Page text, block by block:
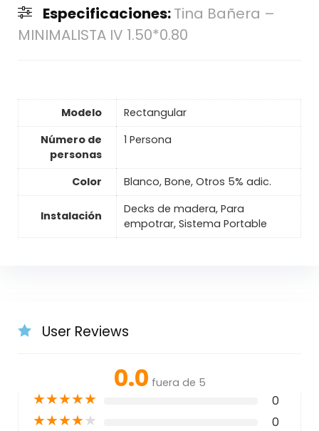
Especificaciones:Tina Bañera –
MINIMALISTA IV 1.50*0.80
Modelo
Rectangular
Número de
personas
1 Persona
Color Blanco, Bone, Otros 5% adic.
Instalación
Decks de madera, Para
empotrar, Sistema Portable
User Reviews
0.0 fuera de 5
★★★★★ 0
★★★★★ 0